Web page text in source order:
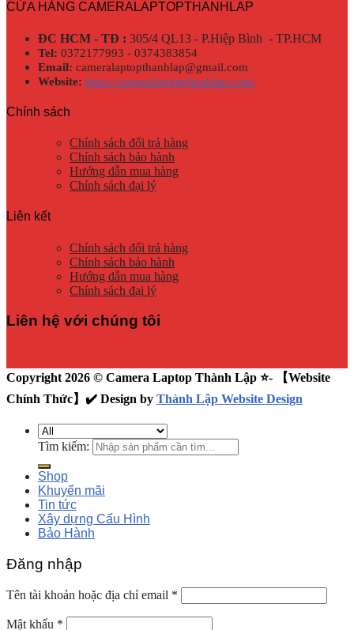
CỬA HÀNG CAMERALAPTOPTHANHLAP
ĐC HCM - TĐ : 305/4 QL13 - P.Hiệp Bình - TP.HCM
Tel: 0372177993 - 0374383854
Email: cameralaptopthanhlap@gmail.com
Website: https://cameralaptopthanhlap.com/
Chính sách
Chính sách đổi trả hàng
Chính sách bảo hành
Hướng dẫn mua hàng
Chính sách đại lý
Liên kết
Chính sách đổi trả hàng
Chính sách bảo hành
Hướng dẫn mua hàng
Chính sách đại lý
Liên hệ với chúng tôi
Copyright 2026 © Camera Laptop Thành Lập ⭐️- 【Website
Chính Thức】✔️ Design by Thành Lập Website Design
Tìm kiếm:
Shop
Khuyến mãi
Tin tức
Xây dựng Cấu Hình
Bảo Hành
Đăng nhập
Tên tài khoản hoặc địa chỉ email *
Mật khẩu *